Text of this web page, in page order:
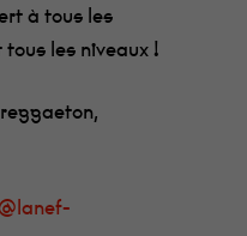
à tous les
les niveaux !